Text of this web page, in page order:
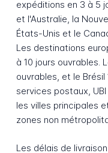
expéditions en 3 à 5
et l'Australie, la
États-Unis et le
Les destinations
à 10 jours ouvrables.
ouvrables, et le Brésil
services postaux,
les villes principales
zones non
Les délais de